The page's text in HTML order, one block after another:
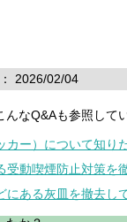
2026/02/04
なQ&Aも参照して
カー）について知り
受動喫煙防止対策を
にある灰皿を撤去し